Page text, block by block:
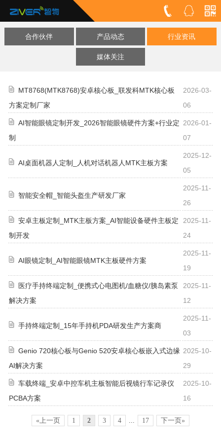
合作伙伴 产品动态 行业资讯
媒体关注
MT8768(MTK8768)安卓核心板_联发科MTK核心板
方案定制厂家
2026-03-
06
AI智能眼镜定制开发_2026智能眼镜硬件方案+行业定
制
2026-01-
07
AI桌面机器人定制_人机对话机器人MTK主板方案
2025-12-
05
智能安全帽_智能头盔生产研发厂家
2025-11-
26
安卓主板定制_MTK主板方案_AI智能设备硬件主板定
制开发
2025-11-
24
AI眼镜定制_AI智能眼镜MTK主板硬件方案
2025-11-
19
医疗手持终端定制_便携式心电图机/血糖仪/胰岛素泵
解决方案
2025-11-
12
手持终端定制_15年手持机PDA研发生产方案商
2025-11-
03
Genio 720核心板与Genio 520安卓核心板嵌入式边缘
AI解决方案
2025-10-
29
车载终端_安卓中控车机主板智能后视镜行车记录仪
PCBA方案
2025-10-
16
«上一页 1 2 3 4 17 下一页»